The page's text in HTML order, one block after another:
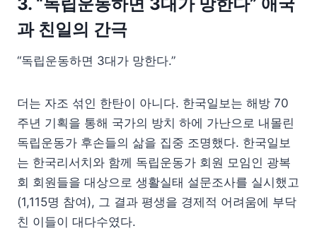
과 친일의 간극
“독립운동하면 3대가 망한다.”
더는 자조 섞인 한탄이 아니다. 한국일보는 해방 70
주년 기획을 통해 국가의 방치 하에 가난으로 내몰린
독립운동가 후손들의 삶을 집중 조명했다. 한국일보
는 한국리서치와 함께 독립운동가 회원 모임인 광복
회 회원들을 대상으로 생활실태 설문조사를 실시했고
(1,115명 참여), 그 결과 평생을 경제적 어려움에 부닥
친 이들이 대다수였다.